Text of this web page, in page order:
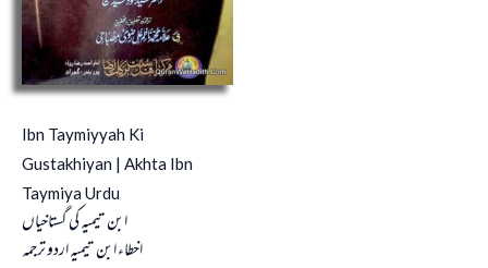
Ibn Taymiyyah Ki
Gustakhiyan | Akhta Ibn
Taymiya Urdu
ابن تیمیہ کی گستاخیاں
اخطاء ابن تیمیہ اردو ترجمہ